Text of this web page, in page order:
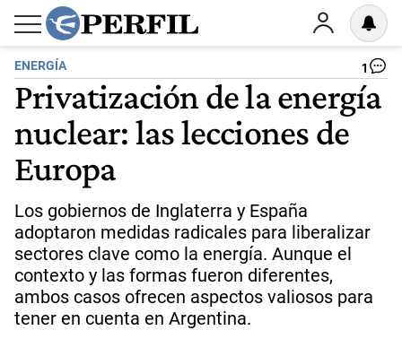
ENERGÍA 1
Privatización de la energía
nuclear: las lecciones de
Europa
Los gobiernos de Inglaterra y España
adoptaron medidas radicales para liberalizar
sectores clave como la energía. Aunque el
contexto y las formas fueron diferentes,
ambos casos ofrecen aspectos valiosos para
tener en cuenta en Argentina.